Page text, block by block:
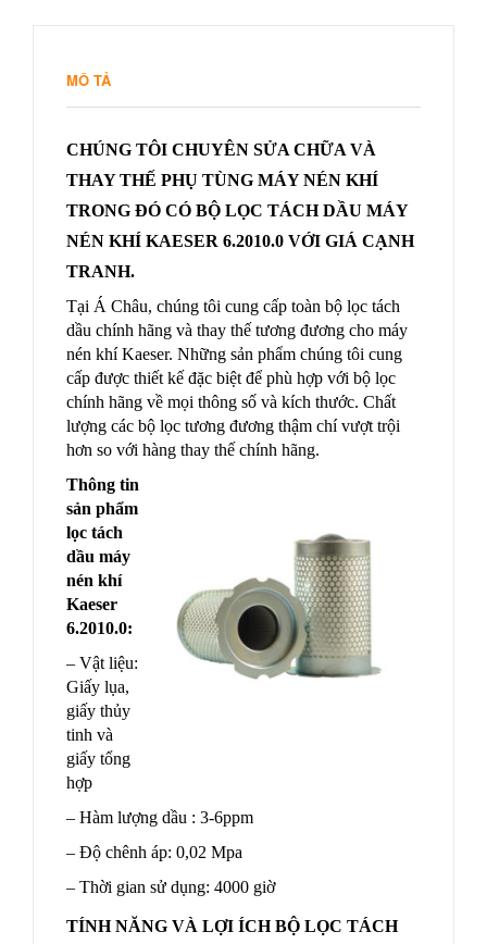
MÔ TẢ
CHÚNG TÔI CHUYÊN SỬA CHỮA VÀ
THAY THẾ PHỤ TÙNG MÁY NÉN KHÍ
TRONG ĐÓ CÓ BỘ LỌC TÁCH DẦU MÁY
NÉN KHÍ KAESER 6.2010.0 VỚI GIÁ CẠNH
TRANH.
Tại Á Châu, chúng tôi cung cấp toàn bộ lọc tách
dầu chính hãng và thay thế tương đương cho máy
nén khí Kaeser. Những sản phẩm chúng tôi cung
cấp được thiết kế đặc biệt để phù hợp với bộ lọc
chính hãng về mọi thông số và kích thước. Chất
lượng các bộ lọc tương đương thậm chí vượt trội
hơn so với hàng thay thế chính hãng.
Thông tin
sản phẩm
lọc tách
dầu máy
nén khí
Kaeser
6.2010.0:
– Vật liệu:
Giấy lụa,
giấy thủy
tinh và
giấy tổng
hợp
– Hàm lượng dầu : 3-6ppm
– Độ chênh áp: 0,02 Mpa
– Thời gian sử dụng: 4000 giờ
TÍNH NĂNG VÀ LỢI ÍCH BỘ LỌC TÁCH